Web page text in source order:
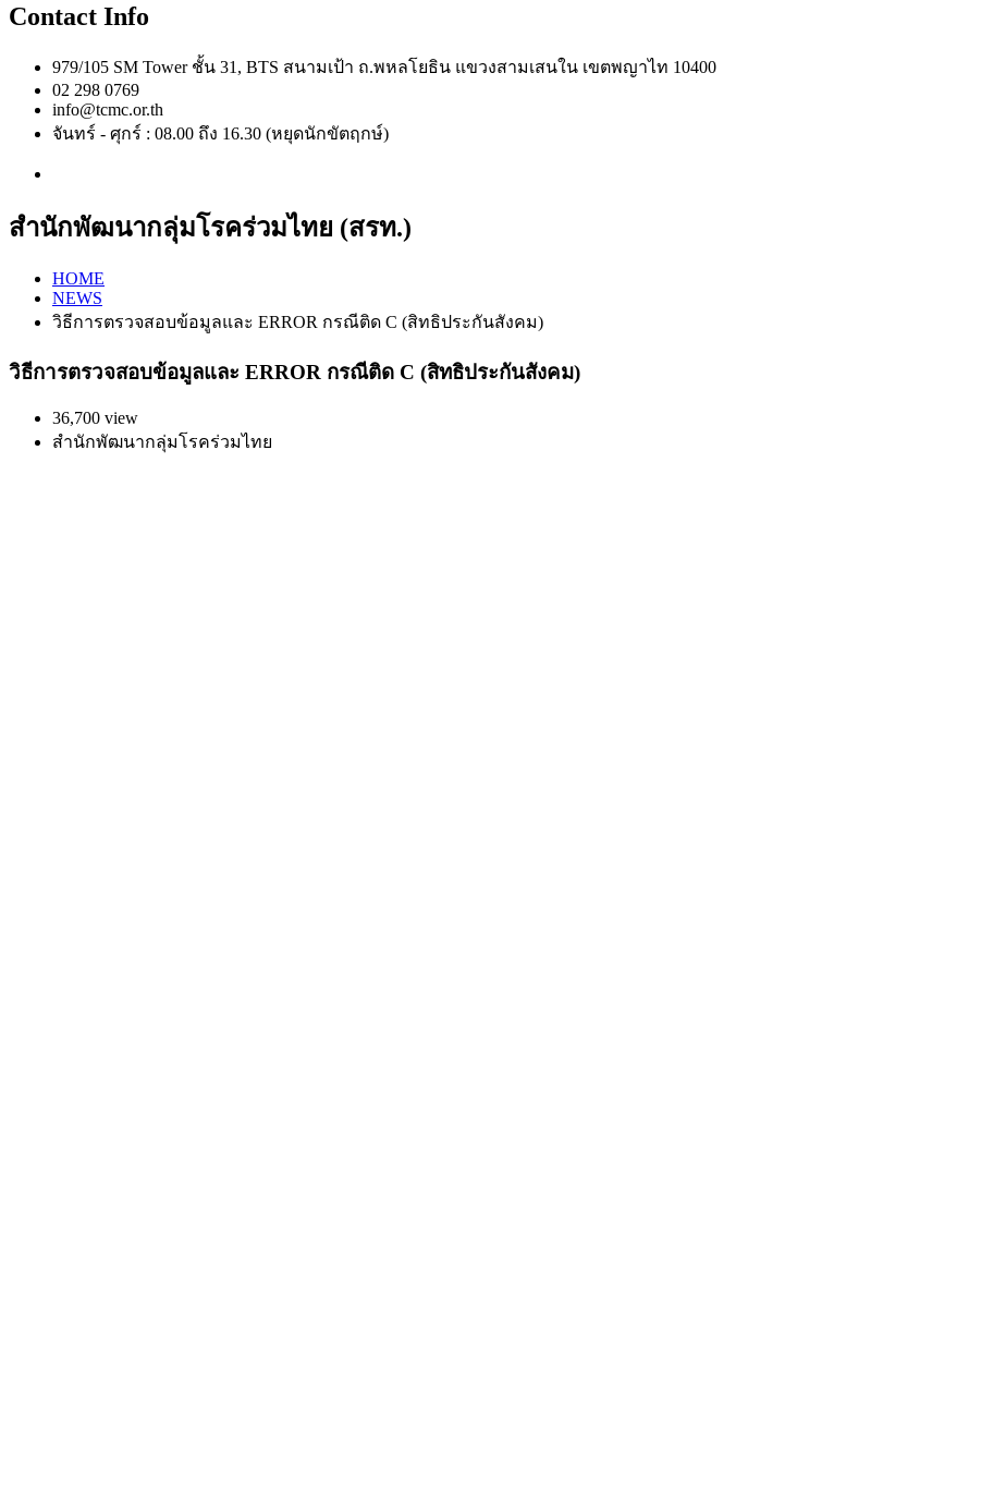
Contact Info
979/105 SM Tower ชั้น 31, BTS สนามเป้า ถ.พหลโยธิน แขวงสามเสนใน เขตพญาไท 10400
02 298 0769
info@tcmc.or.th
จันทร์ - ศุกร์ : 08.00 ถึง 16.30 (หยุดนักขัตฤกษ์)
สำนักพัฒนากลุ่มโรคร่วมไทย (สรท.)
HOME
NEWS
วิธีการตรวจสอบข้อมูลและ ERROR กรณีติด C (สิทธิประกันสังคม)
วิธีการตรวจสอบข้อมูลและ ERROR กรณีติด C (สิทธิประกันสังคม)
36,700 view
สำนักพัฒนากลุ่มโรคร่วมไทย